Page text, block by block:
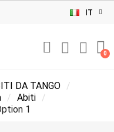
IT
DA TANGO
Abiti
1